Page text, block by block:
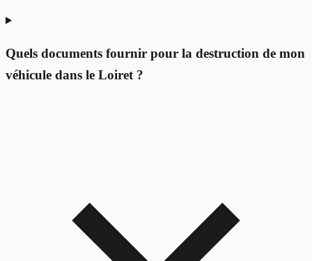
Quels documents fournir pour la destruction de mon
véhicule dans le Loiret ?